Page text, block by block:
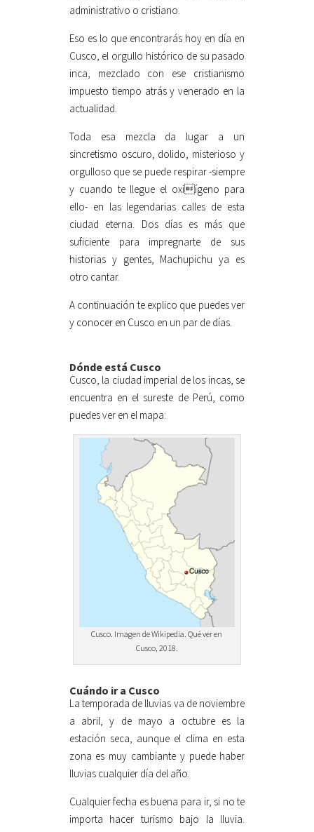
administrativo o cristiano.
Eso es lo que encontrarás hoy en día en
Cusco, el orgullo histórico de su pasado
inca, mezclado con ese cristianismo
impuesto tiempo atrás y venerado en la
actualidad.
Toda esa mezcla da lugar a un
sincretismo oscuro, dolido, misterioso y
orgulloso que se puede respirar -siempre
y cuando te llegue el oxiígeno para
ello- en las legendarias calles de esta
ciudad eterna. Dos días es más que
suficiente para impregnarte de sus
historias y gentes, Machupichu ya es
otro cantar.
A continuación te explico que puedes ver
y conocer en Cusco en un par de días.
Dónde está Cusco
Cusco, la ciudad imperial de los incas, se
encuentra en el sureste de Perú, como
puedes ver en el mapa:
Cusco. Imagen de Wikipedia. Qué ver en
Cusco, 2018.
Cuándo ir a Cusco
La temporada de lluvias va de noviembre
a abril, y de mayo a octubre es la
estación seca, aunque el clima en esta
zona es muy cambiante y puede haber
lluvias cualquier día del año.
Cualquier fecha es buena para ir, si no te
importa hacer turismo bajo la lluvia.